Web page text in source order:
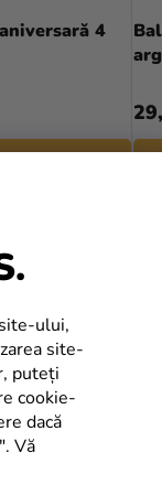
ului,
site-
puteți
cookie-
dacă
". Vă
4